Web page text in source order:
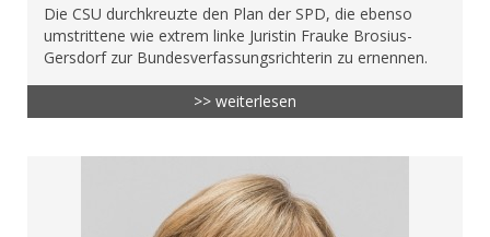
Die CSU durchkreuzte den Plan der SPD, die ebenso
umstrittene wie extrem linke Juristin Frauke Brosius-
Gersdorf zur Bundesverfassungsrichterin zu ernennen.
>> weiterlesen